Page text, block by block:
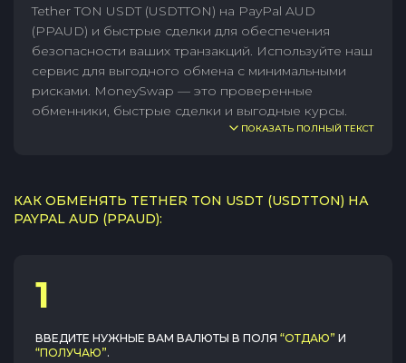
Tether TON USDT (USDTTON) на PayPal AUD
(PPAUD) и быстрые сделки для обеспечения
безопасности ваших транзакций. Используйте наш
сервис для выгодного обмена с минимальными
рисками. MoneySwap — это проверенные
обменники, быстрые сделки и выгодные курсы.
ПОКАЗАТЬ ПОЛНЫЙ ТЕКСТ
КАК ОБМЕНЯТЬ TETHER TON USDT (USDTTON) НА
PAYPAL AUD (PPAUD):
1
ВВЕДИТЕ НУЖНЫЕ ВАМ ВАЛЮТЫ В ПОЛЯ “ОТДАЮ” И
“ПОЛУЧАЮ”.